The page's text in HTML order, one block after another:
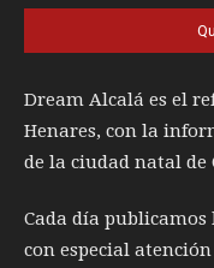
Dream Alcalá es el
Henares, con la
de la ciudad natal de
Cada día
con especial